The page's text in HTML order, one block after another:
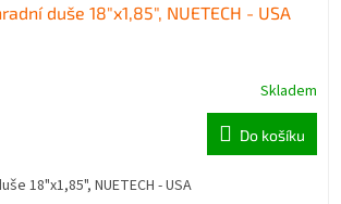
duše 18"x1,85", NUETECH - USA
Skladem
Do košíku
18"x1,85", NUETECH - USA